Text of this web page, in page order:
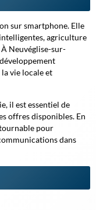
sur smartphone. Elle
agriculture
Neuvéglise-sur-
vie locale et
il est essentiel de
offres disponibles. En
pour
dans